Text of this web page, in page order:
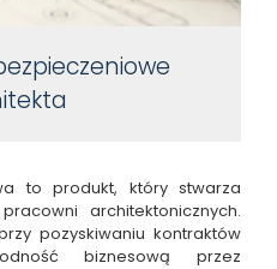
to produkt, który stwarza
architektonicznych.
pozyskiwaniu kontraktów
biznesową przez